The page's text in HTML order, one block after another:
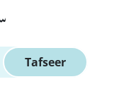
Tafseer